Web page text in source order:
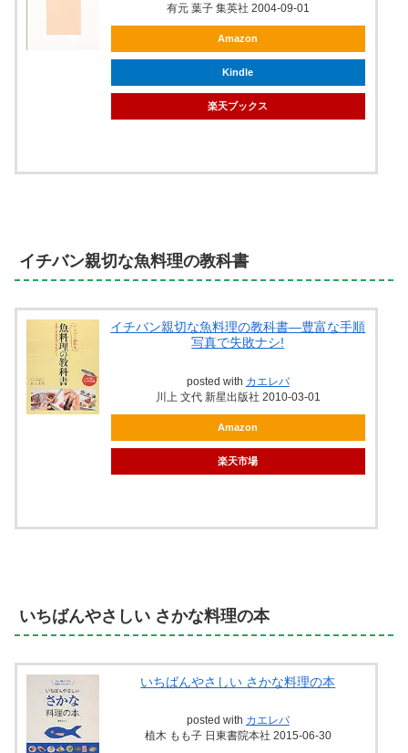
有元 葉子 集英社 2004-09-01
Amazon
Kindle
楽天ブックス
イチバン親切な魚料理の教科書
イチバン親切な魚料理の教科書―豊富な手順
写真で失敗ナシ!
posted with カエレバ
川上 文代 新星出版社 2010-03-01
Amazon
楽天市場
いちばんやさしい さかな料理の本
いちばんやさしい さかな料理の本
posted with カエレバ
植木 もも子 日東書院本社 2015-06-30